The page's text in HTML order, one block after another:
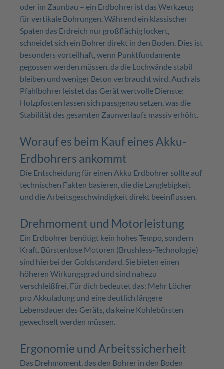
oder im Zaunbau – ein Erdbohrer ist das Werkzeug
für vertikale Bohrungen. Während ein klassischer
Spaten das Erdreich nur großflächig lockert,
schneidet sich ein Bohrer direkt in den Boden. Dies ist
besonders vorteilhaft, wenn Punktfundamente
gegossen werden müssen, da die Lochwände stabil
bleiben und weniger Beton verbraucht wird. Auch als
Pfahlbohrer leistet das Gerät wertvolle Dienste:
Holzpfosten lassen sich passgenau setzen, was die
Stabilität des gesamten Zaunverlaufs massiv erhöht.
Worauf es beim Kauf eines Akku-
Erdbohrers ankommt
Die Entscheidung für einen Akku Erdbohrer sollte auf
technischen Fakten basieren, die die Langlebigkeit
und die Arbeitsgeschwindigkeit direkt beeinflussen.
Drehmoment und Motorleistung
Ein Erdbohrer benötigt kein hohes Tempo, sondern
Kraft. Bürstenlose Motoren (Brushless-Technologie)
sind hierbei der Goldstandard. Sie bieten einen
höheren Wirkungsgrad und sind nahezu
verschleißfrei. Für dich bedeutet das: Mehr Löcher
pro Akkuladung und eine deutlich längere
Lebensdauer des Geräts, da keine Kohlebürsten
gewechselt werden müssen.
Ergonomie und Arbeitssicherheit
Das Drehmoment, das den Bohrer in den Boden